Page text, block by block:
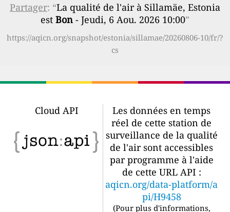
Partager: “La qualité de l'air à Sillamäe, Estonia
est Bon - Jeudi, 6 Aou. 2026 10:00”
https://aqicn.org/snapshot/estonia/sillamae/20260806-10/fr/?
cs
Cloud API
Les données en temps
réel de cette station de
surveillance de la qualité
de l'air sont accessibles
par programme à l'aide
de cette URL API :
aqicn.org/data-platform/a
pi/H9458
(Pour plus d'informations,